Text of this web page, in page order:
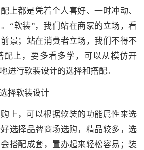
上都是凭着个人喜好、一时冲动、
“软装”，我们站在商家的立场，看
景；站在消费者立场，我们不得不
配上，要多看多学，可以从模仿开
进行软装设计的选择和搭配。
择软装设计
上，可以根据软装的功能属性来选
选择品牌商场选购，精品较多，选
搭配成套，置办起来轻松容易；装